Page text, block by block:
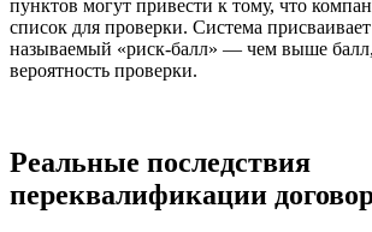
пунктов могут привести к тому, что
список для проверки. Система
называемый «риск-балл» — чем выше
вероятность проверки.
Реальные последствия
переквалификации